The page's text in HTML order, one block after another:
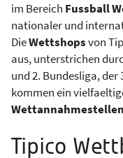
im Bereich Fussball
nationaler und
DieWettshopsvon
aus, unterstrichen
und 2. Bundesliga, der
kommen ein
Wettannahmestellen
Tipico